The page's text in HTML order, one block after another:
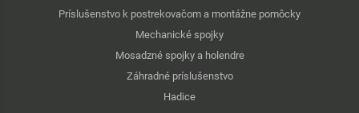
Príslušenstvo k postrekovačom a montážne pomôcky
Mechanické spojky
Mosadzné spojky a holendre
Záhradné príslušenstvo
Hadice